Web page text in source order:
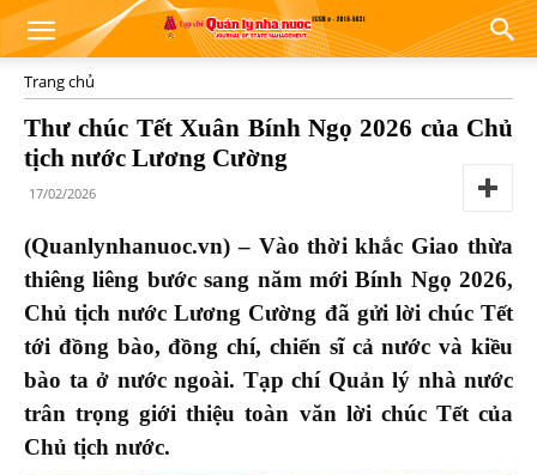
Trang chủ
Thư chúc Tết Xuân Bính Ngọ 2026 của Chủ
tịch nước Lương Cường
17/02/2026
(Quanlynhanuoc.vn) – Vào thời khắc Giao thừa
thiêng liêng bước sang năm mới Bính Ngọ 2026,
Chủ tịch nước Lương Cường đã gửi lời chúc Tết
tới đồng bào, đồng chí, chiến sĩ cả nước và kiều
bào ta ở nước ngoài. Tạp chí Quản lý nhà nước
trân trọng giới thiệu toàn văn lời chúc Tết của
Chủ tịch nước.